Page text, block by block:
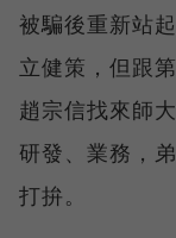
被騙後重新站
立健策，但跟
趙宗信找來師
研發、業務，
打拚。